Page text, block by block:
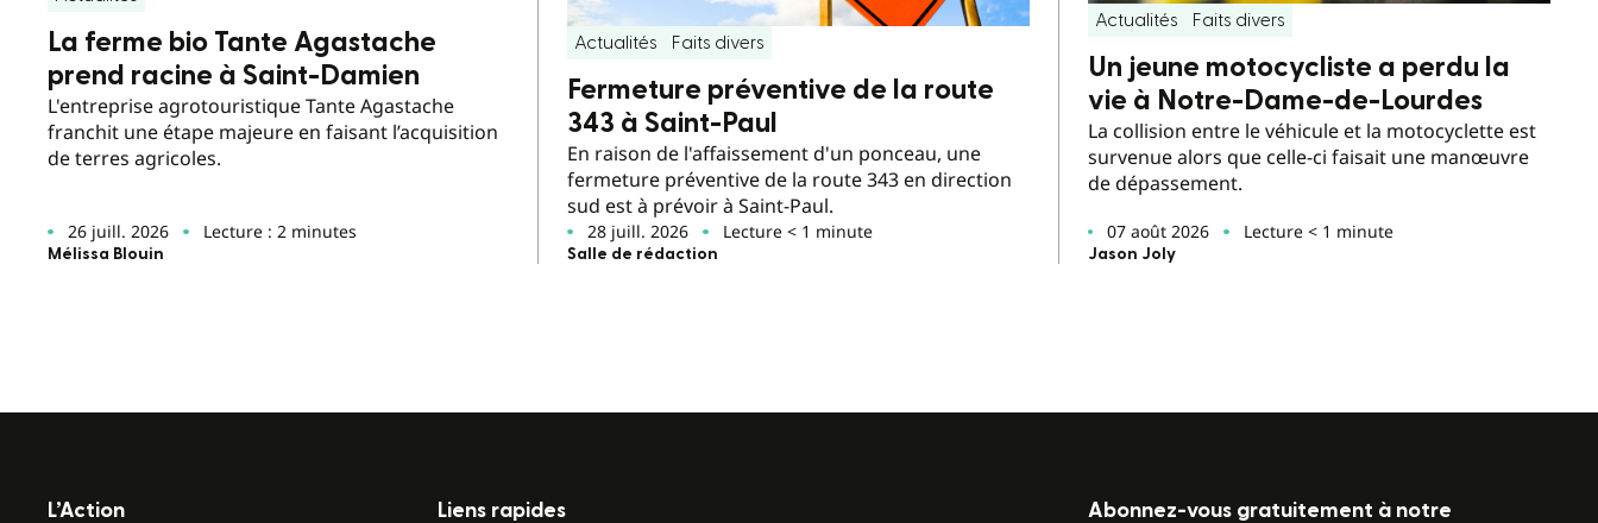
La ferme bio Tante Agastache
prend racine à Saint-Damien
L'entreprise agrotouristique Tante Agastache
franchit une étape majeure en faisant l’acquisition
de terres agricoles.
26 juill. 2026 Lecture : 2 minutes
Mélissa Blouin
Actualités Faits divers
Fermeture préventive de la route
343 à Saint-Paul
En raison de l'affaissement d'un ponceau, une
fermeture préventive de la route 343 en direction
sud est à prévoir à Saint-Paul.
28 juill. 2026 Lecture < 1 minute
Salle de rédaction
Actualités Faits divers
Un jeune motocycliste a perdu la
vie à Notre-Dame-de-Lourdes
La collision entre le véhicule et la motocyclette est
survenue alors que celle-ci faisait une manœuvre
de dépassement.
07 août 2026 Lecture < 1 minute
Jason Joly
L’Action Liens rapides
Abonnez-vous gratuitement à notre